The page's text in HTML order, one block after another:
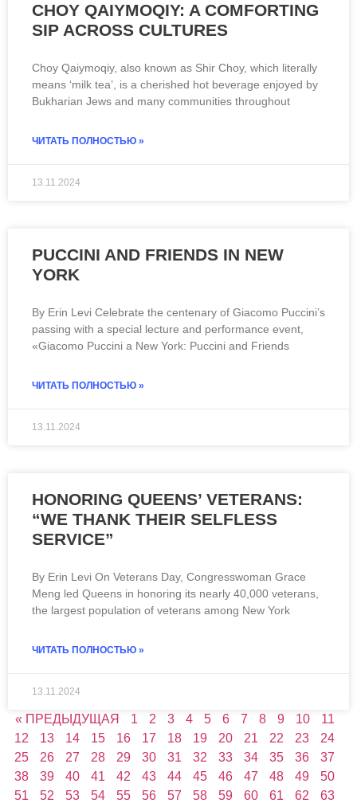
CHOY QAIYMOQIY: A COMFORTING
SIP ACROSS CULTURES
Choy Qaiymoqiy, also known as Shir Choy, which literally
means ‘milk tea’, is a cherished hot beverage enjoyed by
Bukharian Jews and many communities throughout
ЧИТАТЬ ПОЛНОСТЬЮ »
13.11.2024
PUCCINI AND FRIENDS IN NEW
YORK
By Erin Levi Celebrate the centenary of Giacomo Puccini’s
passing with a special lecture and performance event,
«Giacomo Puccini a New York: Puccini and Friends
ЧИТАТЬ ПОЛНОСТЬЮ »
13.11.2024
HONORING QUEENS’ VETERANS:
“WE THANK THEIR SELFLESS
SERVICE”
By Erin Levi On Veterans Day, Congresswoman Grace
Meng led Queens in honoring its nearly 40,000 veterans,
the largest population of veterans among New York
ЧИТАТЬ ПОЛНОСТЬЮ »
13.11.2024
« ПРЕДЫДУЩАЯ 1 2 3 4 5 6 7 8 9 10
11
12
13 14 15 16 17 18 19 20 21 22 23
24
25
26 27 28 29 30 31 32 33 34 35 36
37
38
39 40 41 42 43 44 45 46 47 48 49
50
51
52 53 54 55 56 57 58 59 60 61 62
63